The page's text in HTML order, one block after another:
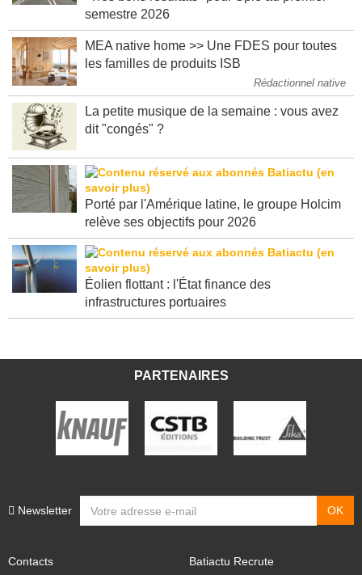
"Très bons résultats" pour Spie au premier
MEA native home >> Une FDES pour toutes
Rédactionnel native
La petite musique de la semaine : vous avez
Porté par l'Amérique latine, le groupe Holcim
Éolien flottant : l'État finance des